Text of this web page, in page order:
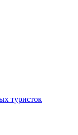
туристок